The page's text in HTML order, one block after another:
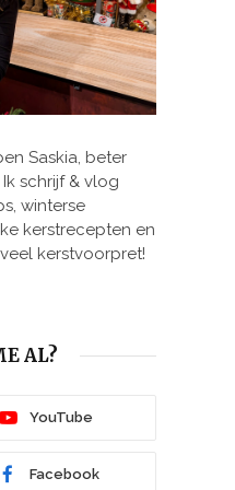
Saskia, beter
Ik schrijf & vlog
winterse
kerstrecepten en
kerstvoorpret!
AL?
YouTube
Facebook